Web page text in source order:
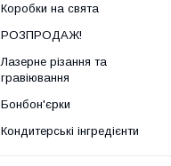
Коробки на свята
РОЗПРОДАЖ!
Лазерне різання та
гравіювання
Бонбон'єрки
Кондитерські інгредієнти